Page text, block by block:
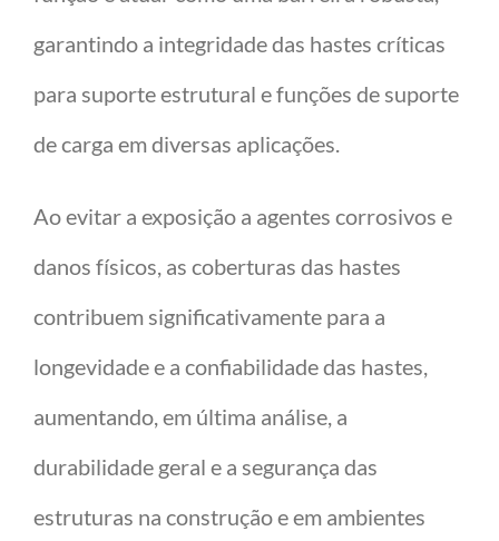
garantindo a integridade das hastes críticas
para suporte estrutural e funções de suporte
de carga em diversas aplicações.
Ao evitar a exposição a agentes corrosivos e
danos físicos, as coberturas das hastes
contribuem significativamente para a
longevidade e a confiabilidade das hastes,
aumentando, em última análise, a
durabilidade geral e a segurança das
estruturas na construção e em ambientes